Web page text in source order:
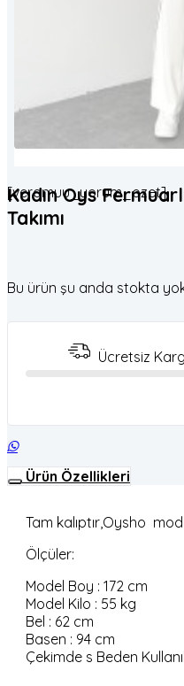
[veramuu_yorum_ozet]
Kadın Oys
Takımı
Bu ürün şu anda stokta
Ücretsiz
Ürün Özellikleri
Tam kalıptır,Oysho
Ölçüler:
Model Boy : 172 cm
Model Kilo : 55 kg
Bel : 62 cm
Basen : 94 cm
Çekimde s Beden